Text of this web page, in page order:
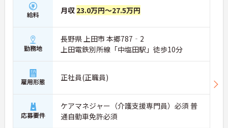
給料 月収 23.0万円～27.5万円
勤務地
長野県 上田市 本郷787‐2
上田電鉄別所線「中塩田駅」徒歩10分
雇用形態 正社員(正職員)
応募要件
ケアマネジャー（介護支援専門員）必須 普
通自動車免許必須